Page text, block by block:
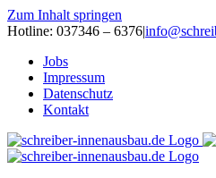
Zum Inhalt springen
Hotline: 037346 – 6376|
Jobs
Impressum
Datenschutz
Kontakt